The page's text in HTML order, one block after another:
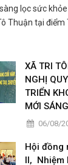
lọc sức
Thuận tại điểm
XÃ TRI
NGHỊ
TRIỂN
MỚI
06/08/
Hội đồng
II, Nhiệm